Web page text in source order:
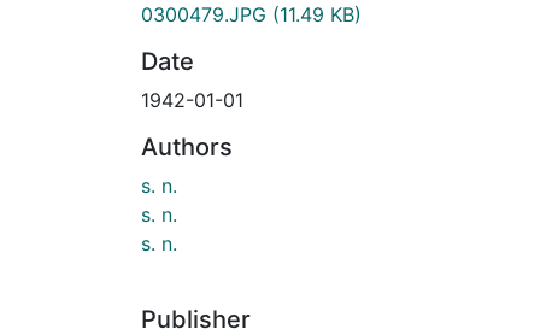
0300479.JPG (11.49 KB)
Date
1942-01-01
Authors
s. n.
s. n.
s. n.
Publisher